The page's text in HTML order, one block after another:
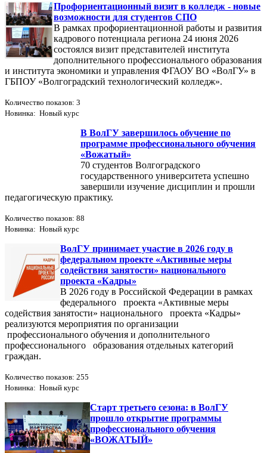
Профориентационный визит в колледж - новые
возможности для студентов СПО
В рамках профориентационной работы и развития
кадрового потенциала региона 24 июня 2026
состоялся визит представителей института
дополнительного профессионального образования
и института экономики и управления ФГАОУ ВО «ВолГУ» в
ГБПОУ «Волгоградский технологический колледж».
Количество показов: 3
Новинка: Новый курс
В ВолГУ завершилось обучение по
программе профессионального обучения
«Вожатый»
70 студентов Волгоградского
государственного университета успешно
завершили изучение дисциплин и прошли
педагогическую практику.
Количество показов: 88
Новинка: Новый курс
ВолГУ принимает участие в 2026 году в
федеральном проекте «Активные меры
содействия занятости» национального
проекта «Кадры»
В 2026 году в Российской Федерации в рамках
федерального проекта «Активные меры
содействия занятости» национального проекта «Кадры»
реализуются мероприятия по организации
профессионального обучения и дополнительного
профессионального образования отдельных категорий
граждан.
Количество показов: 255
Новинка: Новый курс
Старт третьего сезона: в ВолГУ
прошло открытие программы
профессионального обучения
«ВОЖАТЫЙ»